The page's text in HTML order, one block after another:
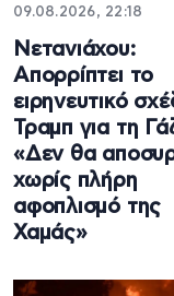
09.08.2026, 22:18
Νετανιάχου:
Απορρίπτει το
ειρηνευτικό
Τραμπ για τη
«Δεν θα
χωρίς πλήρη
αφοπλισμό της
Χαμάς»